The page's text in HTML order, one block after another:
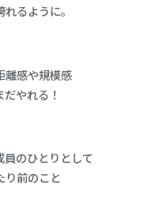
るように。
離感や規模感
やれる！
員のひとりとして
り前のこと